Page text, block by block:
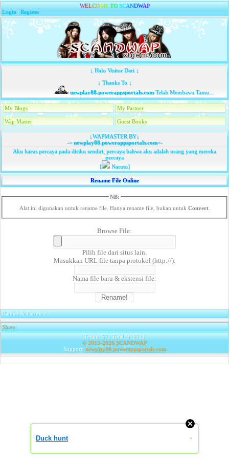
WELCOME TO SCANDWAP
Login |Register
↓ Halo Visitor Dari ↓
↓ Thanks To ↓
newplay88.powerappsportals.comTelah Membawa Tamu...
My Blogs My Partner
Wap Master Guest Books
↓WAPMASTER BY↓
-=newplay88.powerappsportals.com=-
Aku harus percaya pada diriku sendiri, percaya bahwa aku adalah orang yang mereka
percaya
[
Naruto]
Rename File Online
NB:
Alat ini digunakan untuk rename file. Hanya rename file, bukan untuk Convert.
Browse File:
Pilih file dari situs lain.
Masukkan URL file tanpa protokol (http://):
Nama file baru & ekstensi file:
Banner & Partners
Share|
Today: 57 | Total: 318321
© 2012-2026 SCANDWAP
Support: newplay88.powerappsportals.com
Duck hunt »